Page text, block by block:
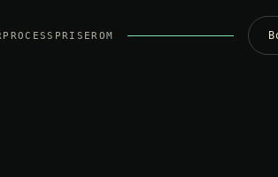
PROCESS PRISER OM